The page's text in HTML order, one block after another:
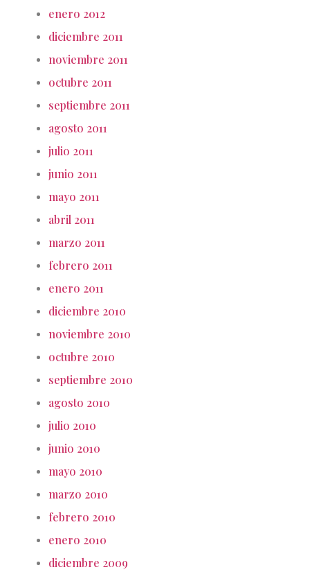
enero 2012
diciembre 2011
noviembre 2011
octubre 2011
septiembre 2011
agosto 2011
julio 2011
junio 2011
mayo 2011
abril 2011
marzo 2011
febrero 2011
enero 2011
diciembre 2010
noviembre 2010
octubre 2010
septiembre 2010
agosto 2010
julio 2010
junio 2010
mayo 2010
marzo 2010
febrero 2010
enero 2010
diciembre 2009